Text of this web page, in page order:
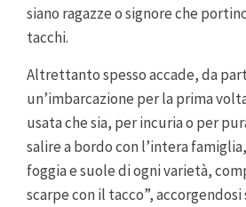
siano ragazze o signore che
tacchi.
Altrettanto spesso accade, da
un’imbarcazione per la prima
usata che sia, per incuria o per
salire a bordo con l’intera
foggia e suole di ogni varietà,
scarpe con il tacco”,